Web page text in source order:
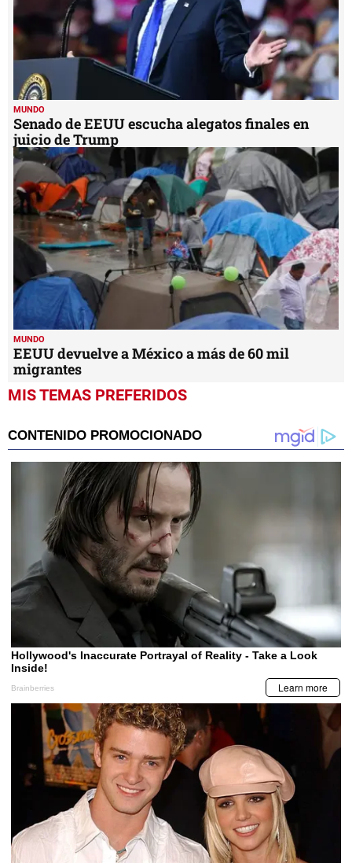
MUNDO
Senado de EEUU escucha alegatos finales en
juicio de Trump
MUNDO
EEUU devuelve a México a más de 60 mil
migrantes
MIS TEMAS PREFERIDOS